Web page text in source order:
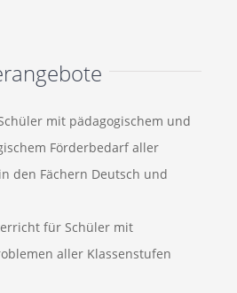
mit pädagogischem und
Förderbedarf aller
den Fächern Deutsch und
für Schüler mit
aller Klassenstufen